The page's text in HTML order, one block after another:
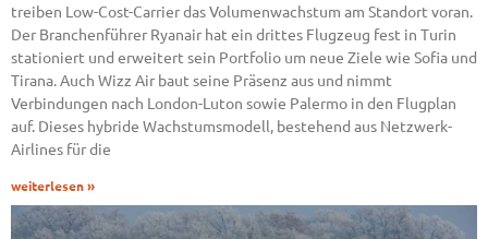
treiben Low-Cost-Carrier das Volumenwachstum am Standort voran.
Der Branchenführer Ryanair hat ein drittes Flugzeug fest in Turin
stationiert und erweitert sein Portfolio um neue Ziele wie Sofia und
Tirana. Auch Wizz Air baut seine Präsenz aus und nimmt
Verbindungen nach London-Luton sowie Palermo in den Flugplan
auf. Dieses hybride Wachstumsmodell, bestehend aus Netzwerk-
Airlines für die
weiterlesen »